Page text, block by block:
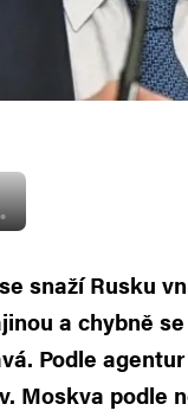
snaží Rusku
a chybně
Podle
Moskva podle